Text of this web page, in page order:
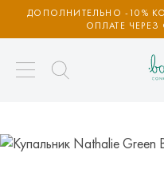
ДОПОЛНИТЕЛЬНО -10%
ОПЛАТЕ ЧЕРЕЗ